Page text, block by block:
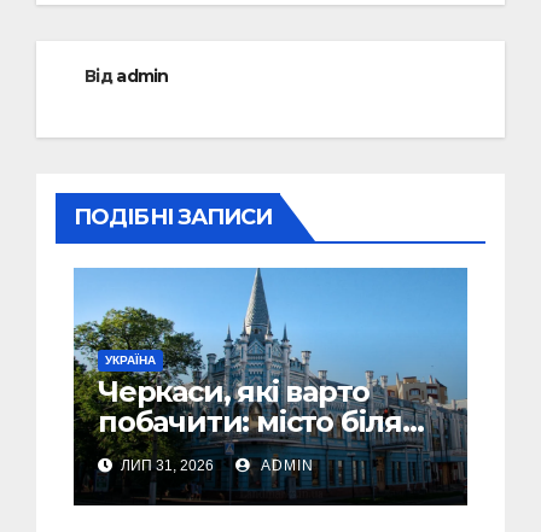
Відadmin
ПОДІБНІ ЗАПИСИ
УКРАЇНА
Черкаси, які варто
побачити: місто біля
Дніпра, зелені парки
та місця з особливою
атмосферою
ЛИП 31, 2026 ADMIN